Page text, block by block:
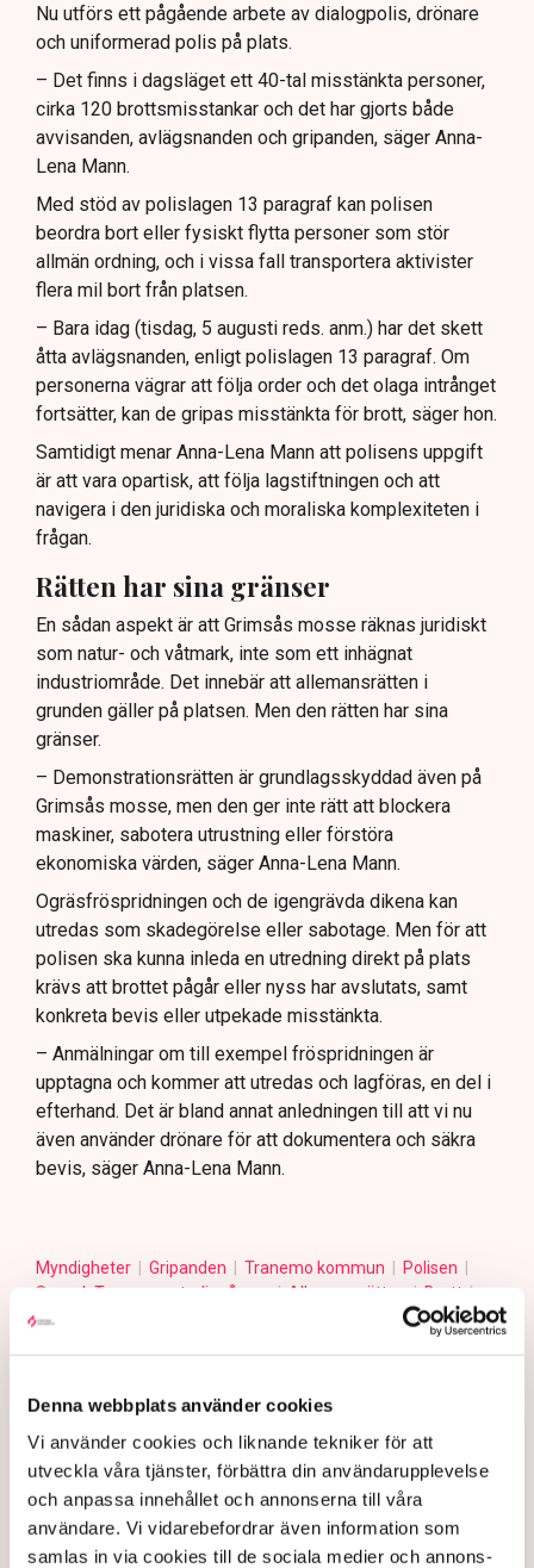
Denna webbplats använder cookies
Vi använder cookies och liknande tekniker för att
utveckla våra tjänster, förbättra din användarupplevelse
och anpassa innehållet och annonserna till våra
användare. Vi vidarebefordrar även information som
samlas in via cookies till de sociala medier och annons-
Nu utförs ett pågående arbete av dialogpolis, drönare
och uniformerad polis på plats.
– Det finns i dagsläget ett 40-tal misstänkta personer,
cirka 120 brottsmisstankar och det har gjorts både
avvisanden, avlägsnanden och gripanden, säger Anna-
Lena Mann.
Med stöd av polislagen 13 paragraf kan polisen
beordra bort eller fysiskt flytta personer som stör
allmän ordning, och i vissa fall transportera aktivister
flera mil bort från platsen.
– Bara idag (tisdag, 5 augusti reds. anm.) har det skett
åtta avlägsnanden, enligt polislagen 13 paragraf. Om
personerna vägrar att följa order och det olaga intrånget
fortsätter, kan de gripas misstänkta för brott, säger hon.
Samtidigt menar Anna-Lena Mann att polisens uppgift
är att vara opartisk, att följa lagstiftningen och att
navigera i den juridiska och moraliska komplexiteten i
frågan.
Rätten har sina gränser
En sådan aspekt är att Grimsås mosse räknas juridiskt
som natur- och våtmark, inte som ett inhägnat
industriområde. Det innebär att allemansrätten i
grunden gäller på platsen. Men den rätten har sina
gränser.
– Demonstrationsrätten är grundlagsskyddad även på
Grimsås mosse, men den ger inte rätt att blockera
maskiner, sabotera utrustning eller förstöra
ekonomiska värden, säger Anna-Lena Mann.
Ogräsfröspridningen och de igengrävda dikena kan
utredas som skadegörelse eller sabotage. Men för att
polisen ska kunna inleda en utredning direkt på plats
krävs att brottet pågår eller nyss har avslutats, samt
konkreta bevis eller utpekade misstänkta.
– Anmälningar om till exempel fröspridningen är
upptagna och kommer att utredas och lagföras, en del i
efterhand. Det är bland annat anledningen till att vi nu
även använder drönare för att dokumentera och säkra
bevis, säger Anna-Lena Mann.
Myndigheter Gripanden Tranemo kommun
Polisen
Svensk Torv : en naturlig råvara
Allemansrätten
Brott
Tove Lifvendahl
Drönare
Gabriel Cardona Cervantes
gabriel.cardona.cervantes@tn.se
Publicerad: 6 aug 2026, 12:35